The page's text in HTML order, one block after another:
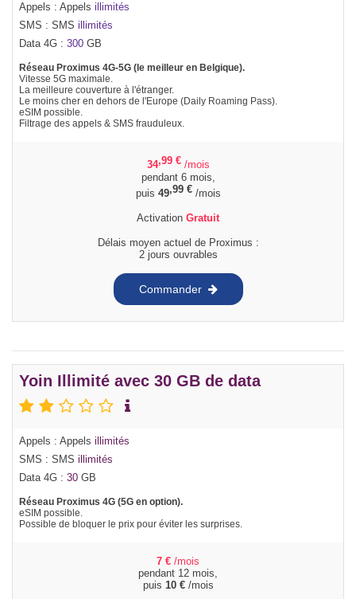
Appels : Appels illimités
SMS : SMS illimités
Data 4G : 300 GB
Réseau Proximus 4G-5G (le meilleur en Belgique).
Vitesse 5G maximale.
La meilleure couverture à l'étranger.
Le moins cher en dehors de l'Europe (Daily Roaming Pass).
eSIM possible.
Filtrage des appels & SMS frauduleux.
34,99 € /mois
pendant 6 mois,
puis 49,99 €/mois
Activation Gratuit
Délais moyen actuel de Proximus :
2 jours ouvrables
Commander
Yoin Illimité avec 30 GB de data
Appels : Appels illimités
SMS : SMS illimités
Data 4G : 30 GB
Réseau Proximus 4G (5G en option).
eSIM possible.
Possible de bloquer le prix pour éviter les surprises.
7 € /mois
pendant 12 mois,
puis 10 €/mois